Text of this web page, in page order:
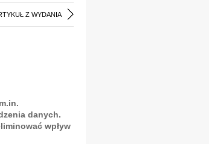
Z WYDANIA
danych.
wpływ